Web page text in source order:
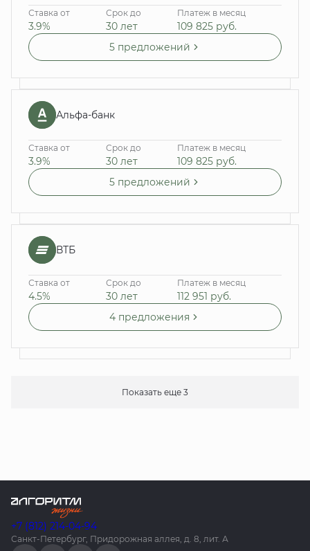
Ставка от
3.9%
Срок до
30 лет
Платеж в месяц
109 825 руб.
5 предложений
Альфа-банк
Ставка от
3.9%
Срок до
30 лет
Платеж в месяц
109 825 руб.
5 предложений
ВТБ
Ставка от
4.5%
Срок до
30 лет
Платеж в месяц
112 951 руб.
4 предложения
Показать еще 3
+7 (812) 214-04-94
Санкт-Петербург, Придорожная аллея, д. 8, лит. А